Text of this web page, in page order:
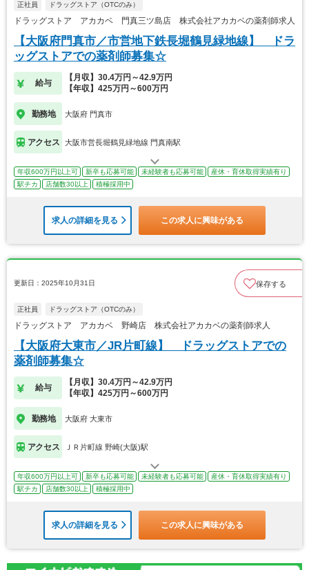
正社員 ドラッグストア（OTCのみ）
ドラッグストア アカカベ 門真三ツ島店 株式会社アカカベの薬剤師求人
【大阪府門真市／市営地下鉄長堀鶴見緑地線】 ドラ
ッグストアでの薬剤師募集☆
給与
【月収】30.4万円～42.9万円
【年収】425万円～600万円
勤務地 大阪府 門真市
アクセス 大阪市営長堀鶴見緑地線 門真南駅
年収600万円以上可 新卒も応募可能 未経験者も応募可能
産休・育休取得実績有り
駅チカ
店舗数30以上 積極採用中
求人の詳細を見る この求人に興味がある
更新日：2025年10月31日 保存する
正社員 ドラッグストア（OTCのみ）
ドラッグストア アカカベ 野崎店 株式会社アカカベの薬剤師求人
【大阪府大東市／JR片町線】 ドラッグストアでの
薬剤師募集☆
給与
【月収】30.4万円～42.9万円
【年収】425万円～600万円
勤務地 大阪府 大東市
アクセス ＪＲ片町線 野崎(大阪)駅
年収600万円以上可 新卒も応募可能 未経験者も応募可能
産休・育休取得実績有り
駅チカ
店舗数30以上 積極採用中
求人の詳細を見る この求人に興味がある